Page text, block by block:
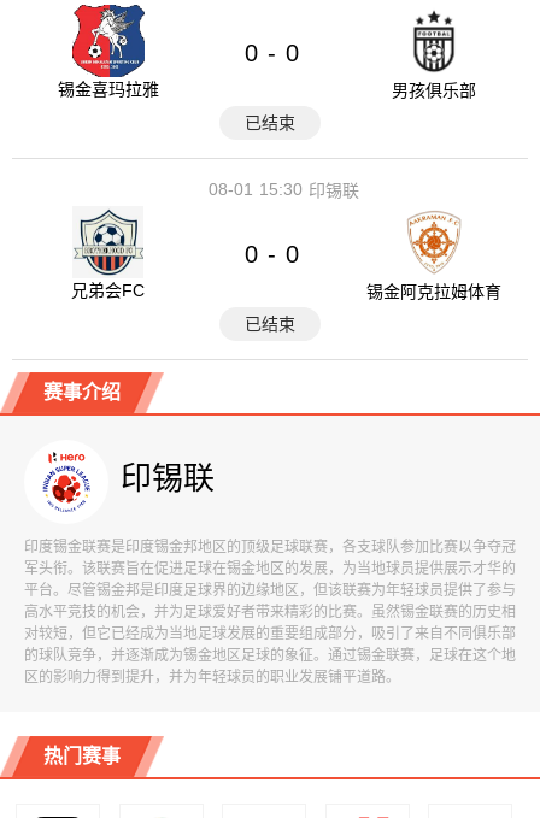
锡金喜玛拉雅
0 - 0
男孩俱乐部
已结束
15:30
08-01 印锡联
兄弟会FC
0 - 0
锡金阿克拉姆体育
已结束
赛事介绍
印锡联
印度锡金联赛是印度锡金邦地区的顶级足球联赛，各支球队参加比赛以争夺冠
军头衔。该联赛旨在促进足球在锡金地区的发展，为当地球员提供展示才华的
平台。尽管锡金邦是印度足球界的边缘地区，但该联赛为年轻球员提供了参与
高水平竞技的机会，并为足球爱好者带来精彩的比赛。虽然锡金联赛的历史相
对较短，但它已经成为当地足球发展的重要组成部分，吸引了来自不同俱乐部
的球队竞争，并逐渐成为锡金地区足球的象征。通过锡金联赛，足球在这个地
区的影响力得到提升，并为年轻球员的职业发展铺平道路。
热门赛事